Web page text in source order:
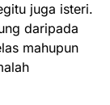
juga isteri.
daripada
mahupun